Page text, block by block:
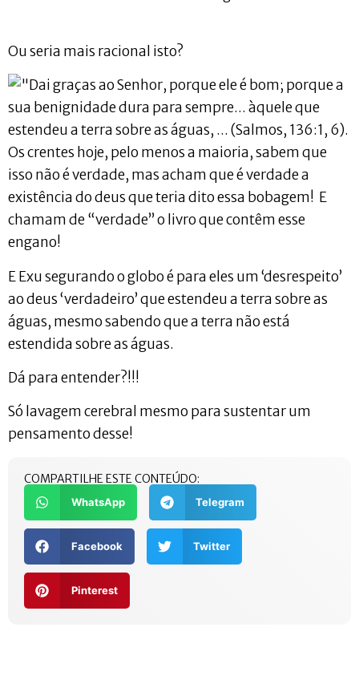
Ou seria mais racional isto?
Os crentes hoje, pelo menos a maioria, sabem que
isso não é verdade, mas acham que é verdade a
existência do deus que teria dito essa bobagem! E
chamam de “verdade” o livro que contêm esse
engano!
E Exu segurando o globo é para eles um ‘desrespeito’
ao deus ‘verdadeiro’ que estendeu a terra sobre as
águas, mesmo sabendo que a terra não está
estendida sobre as águas.
Dá para entender?!!!
Só lavagem cerebral mesmo para sustentar um
pensamento desse!
COMPARTILHE ESTE CONTEÚDO:
WhatsApp Telegram
Facebook Twitter
Pinterest